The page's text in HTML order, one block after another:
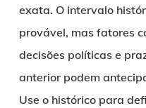
exata. O intervalo
provável, mas fatores
decisões políticas e
anterior podem
Use o histórico para